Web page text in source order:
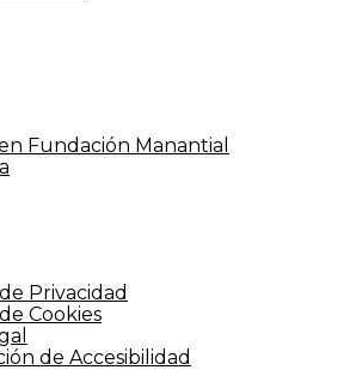
Fundación Manantial
Privacidad
Cookies
de Accesibilidad